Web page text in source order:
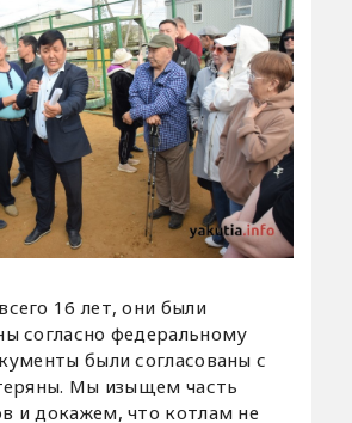
16 лет, они были
согласно федеральному
были согласованы с
Мы изыщем часть
и докажем, что котлам не